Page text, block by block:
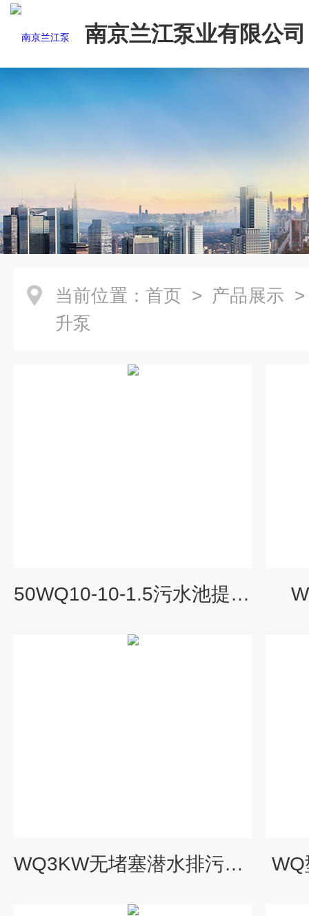
南京兰江泵业有限公司
当前位置： 首页 > 产品展示
升泵
50WQ10-10-1.5污水池提升泵型号
WQ3KW无堵塞潜水排污泵厂家